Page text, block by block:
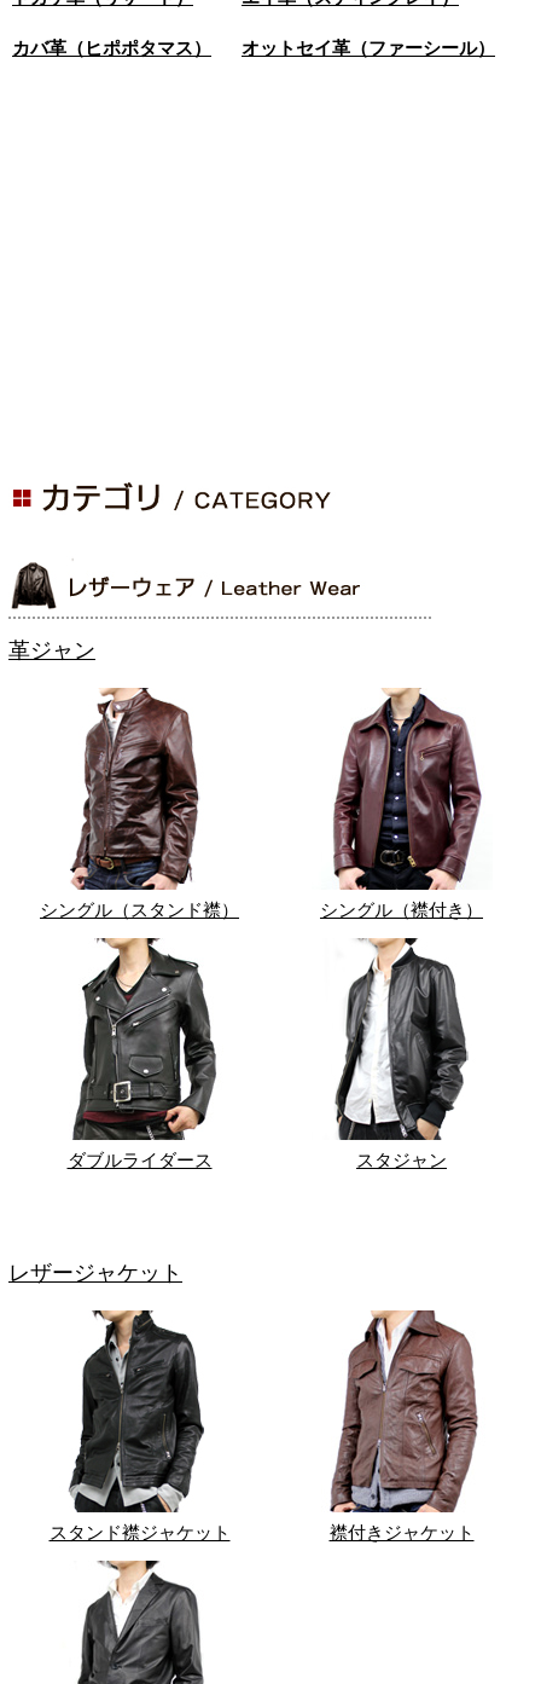
革ジャン
シングル（スタンド襟） シングル（襟付き）
ダブルライダース スタジャン
レザージャケット
スタンド襟ジャケット 襟付きジャケット